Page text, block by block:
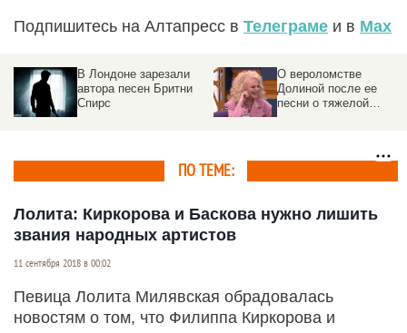
Подпишитесь на Алтапресс в Телеграме и в Max
В Лондоне зарезали
автора песен Бритни
Спирс
О вероломстве
Долиной после ее
песни о тяжелой
ПО ТЕМЕ:
Лолита: Киркорова и Баскова нужно лишить
звания народных артистов
11 сентября 2018 в 00:02
Певица Лолита Милявская обрадовалась
новостям о том, что Филиппа Киркорова и